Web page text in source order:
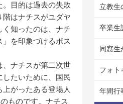
目的は過去の失敗
はナチスがユダヤ
く知ったのは、ナチ
を印象づけるポス
、ナチスが第二次世
たいために、国民
がったある登場人
ものです。ナチス
立教生
卒業生
同窓生
フォト
年間行